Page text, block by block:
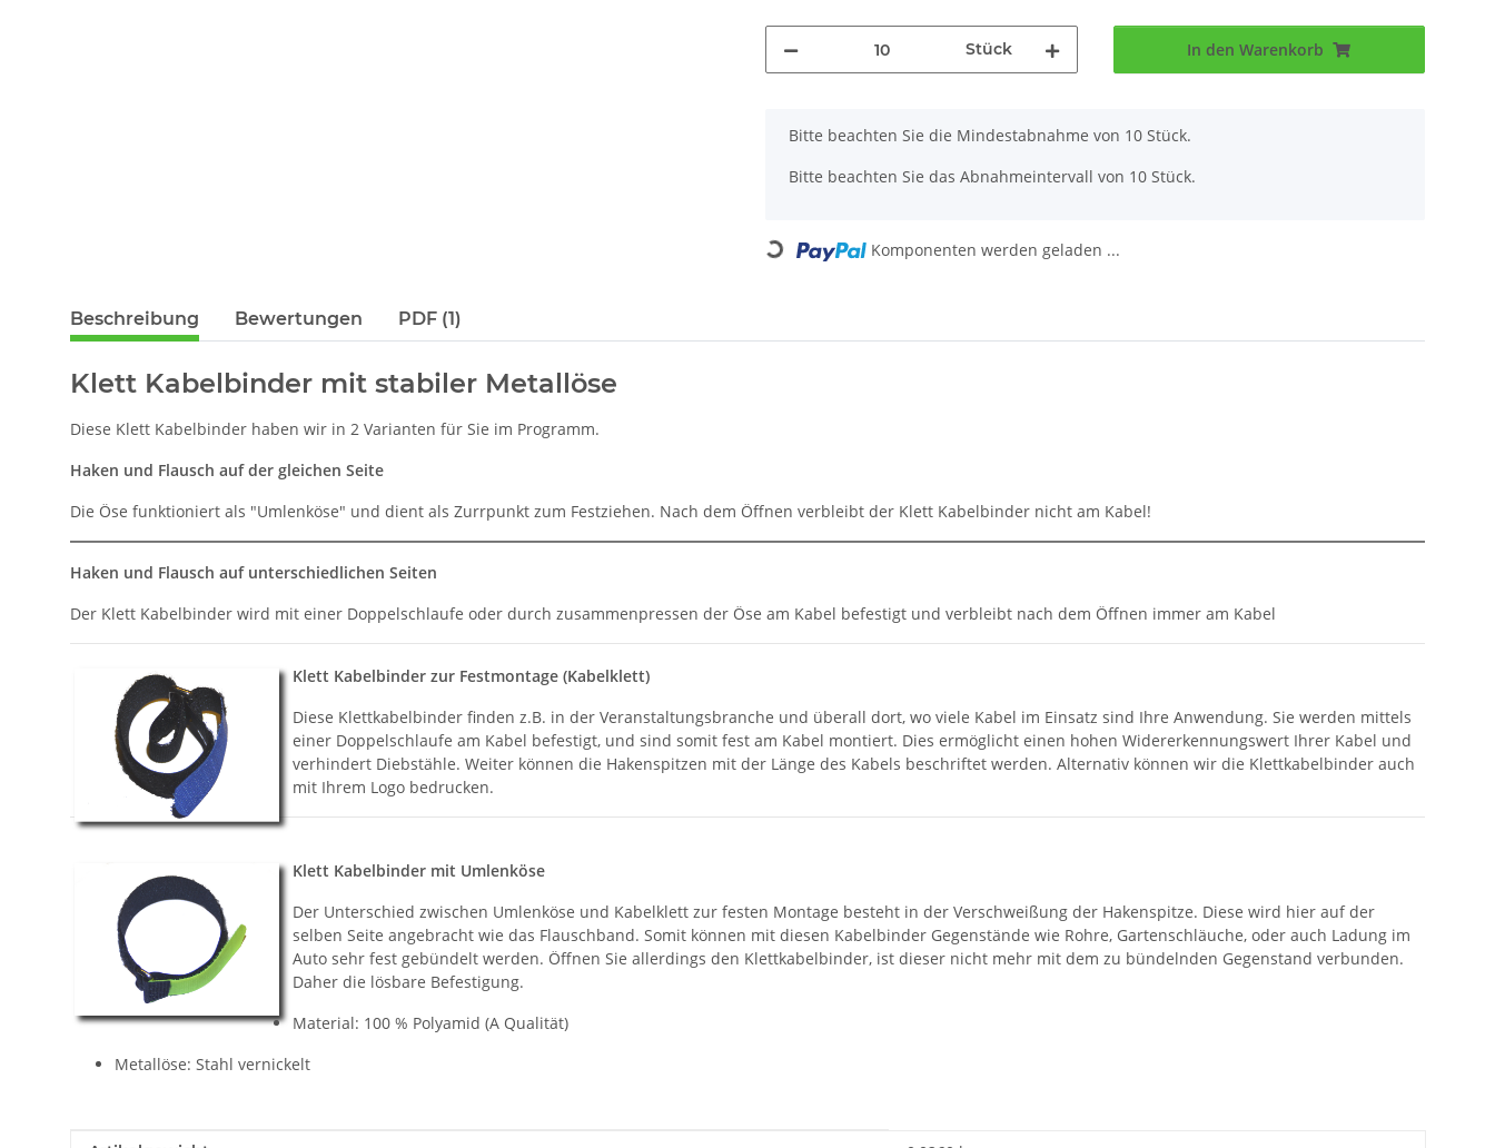
Stück In den Warenkorb
x
Bitte beachten Sie die Mindestabnahme von 10 Stück.
Bitte beachten Sie das Abnahmeintervall von 10 Stück.
Loading... Komponenten werden geladen ...
Beschreibung Bewertungen PDF (1)
Klett Kabelbinder mit stabiler Metallöse
Diese Klett Kabelbinder haben wir in 2 Varianten für Sie im Programm.
Haken und Flausch auf der gleichen Seite
Die Öse funktioniert als "Umlenköse" und dient als Zurrpunkt zum Festziehen. Nach dem Öffnen verbleibt der Klett Kabelbinder nicht am Kabel!
Haken und Flausch auf unterschiedlichen Seiten
Der Klett Kabelbinder wird mit einer Doppelschlaufe oder durch zusammenpressen der Öse am Kabel befestigt und verbleibt nach dem Öffnen immer am Kabel
Klett Kabelbinder zur Festmontage (Kabelklett)
Diese Klettkabelbinder finden z.B. in der Veranstaltungsbranche und überall dort, wo viele Kabel im Einsatz sind Ihre Anwendung. Sie werden mittels
einer Doppelschlaufe am Kabel befestigt, und sind somit fest am Kabel montiert. Dies ermöglicht einen hohen Widererkennungswert Ihrer Kabel und
verhindert Diebstähle. Weiter können die Hakenspitzen mit der Länge des Kabels beschriftet werden. Alternativ können wir die Klettkabelbinder auch
mit Ihrem Logo bedrucken.
Klett Kabelbinder mit Umlenköse
Der Unterschied zwischen Umlenköse und Kabelklett zur festen Montage besteht in der Verschweißung der Hakenspitze. Diese wird hier auf der
selben Seite angebracht wie das Flauschband. Somit können mit diesen Kabelbinder Gegenstände wie Rohre, Gartenschläuche, oder auch Ladung im
Auto sehr fest gebündelt werden. Öffnen Sie allerdings den Klettkabelbinder, ist dieser nicht mehr mit dem zu bündelnden Gegenstand verbunden.
Daher die lösbare Befestigung.
Material: 100 % Polyamid (A Qualität)
Metallöse: Stahl vernickelt